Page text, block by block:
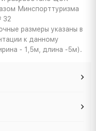
Минспорттуризма
32
размеры указаны в
к данному
- 1,5м, длина -5м).